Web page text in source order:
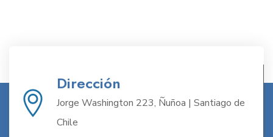
Dirección
Jorge Washington 223, Ñuñoa | Santiago de
Chile